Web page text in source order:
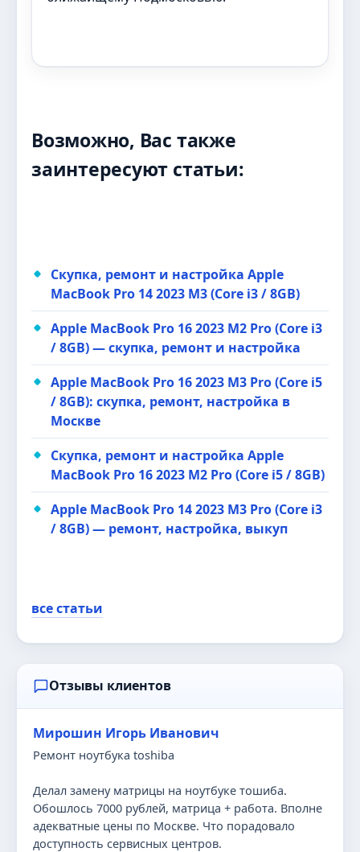
Возможно, Вас также
заинтересуют статьи:
Скупка, ремонт и настройка Apple
MacBook Pro 14 2023 M3 (Core i3 / 8GB)
Apple MacBook Pro 16 2023 M2 Pro (Core i3
/ 8GB) — скупка, ремонт и настройка
Apple MacBook Pro 16 2023 M3 Pro (Core i5
/ 8GB): скупка, ремонт, настройка в
Москве
Скупка, ремонт и настройка Apple
MacBook Pro 16 2023 M2 Pro (Core i5 / 8GB)
Apple MacBook Pro 14 2023 M3 Pro (Core i3
/ 8GB) — ремонт, настройка, выкуп
все статьи
Отзывы клиентов
Мирошин Игорь Иванович
Ремонт ноутбука toshiba
Делал замену матрицы на ноутбуке тошиба.
Обошлось 7000 рублей, матрица + работа. Вполне
адекватные цены по Москве. Что порадовало
доступность сервисных центров.